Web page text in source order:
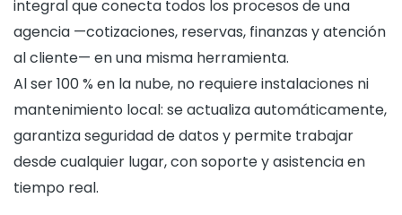
integral que conecta todos los procesos de una
agencia —cotizaciones, reservas, finanzas y atención
al cliente— en una misma herramienta.
Al ser 100 % en la nube, no requiere instalaciones ni
mantenimiento local: se actualiza automáticamente,
garantiza seguridad de datos y permite trabajar
desde cualquier lugar, con soporte y asistencia en
tiempo real.